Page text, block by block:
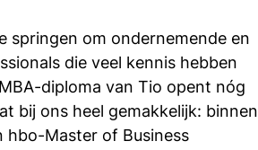
springen om ondernemende en
die veel kennis hebben
diploma van Tio opent nóg
bij ons heel gemakkelijk: binnen
hbo-Master of Business